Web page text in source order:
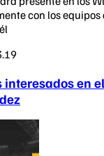
con los equipos
interesados en